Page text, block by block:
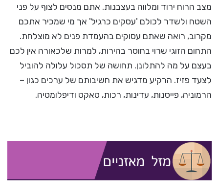
מצב הרוח ירוד ומלווה בעצבנות. אתם מנסים לצוף על פני
השטח ולשדר לכולם 'עסקים כרגיל' אך מי שמכיר אתכם
מקרוב, רואה שאתם עסוקים בהעמדת פנים לא מוצלחת.
התחום הזוגי שרוי בחוסר בהירות, למרות שלכאורה אין לכם
בעצם על מה להתלונן. תחושה של תסכול עלולה להוביל
לצעד פזיז. הרקיע מדגיש את חשיבותם של ערכים כגון –
הרמוניה, פייסנות, עדינות, רכות, טאקט ודיפלומטיה.